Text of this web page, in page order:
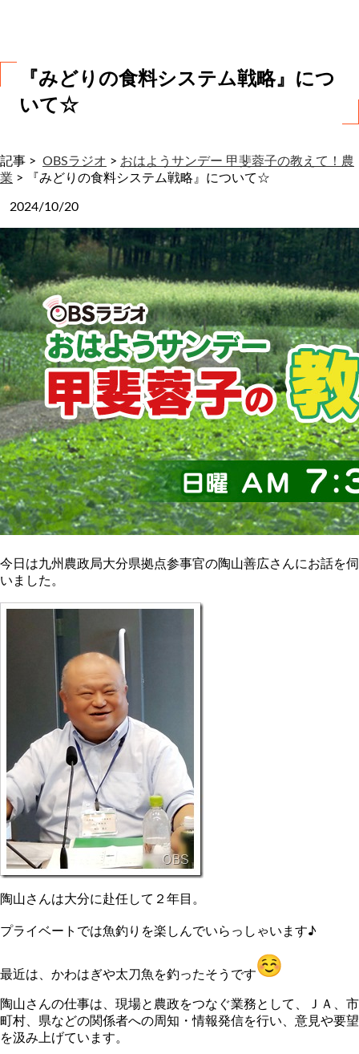
『みどりの食料システム戦略』につ
いて☆
記事 > OBSラジオ > おはようサンデー 甲斐蓉子の教えて！農
業 > 『みどりの食料システム戦略』について☆
2024/10/20
今日は九州農政局大分県拠点参事官の陶山善広さんにお話を伺
いました。
陶山さんは大分に赴任して２年目。
プライベートでは魚釣りを楽しんでいらっしゃいます♪
最近は、かわはぎや太刀魚を釣ったそうです
陶山さんの仕事は、現場と農政をつなぐ業務として、ＪＡ、市
町村、県などの関係者への周知・情報発信を行い、意見や要望
を汲み上げています。